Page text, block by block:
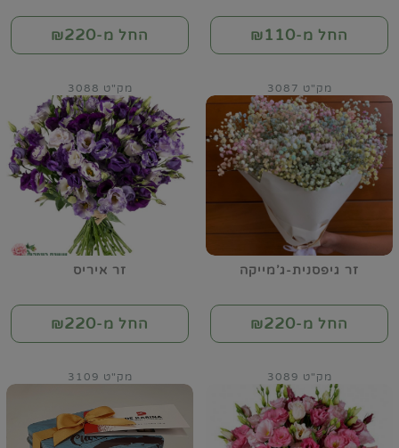
החל מ-₪110 החל מ-₪220
זר גיפסנית-ג'מייקה
מק"ט 3087
החל מ-₪220
זר איריס
מק"ט 3088
החל מ-₪220
מק"ט 3089 מק"ט 3109